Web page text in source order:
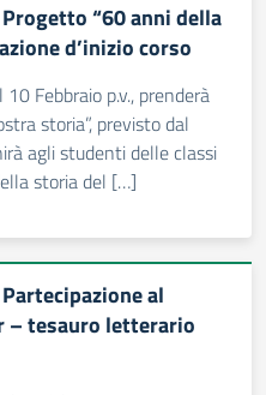
“60 anni della
d’inizio corso
Febbraio p.v., prenderà
storia”, previsto dal
agli studenti delle classi
storia del […]
al
– tesauro letterario